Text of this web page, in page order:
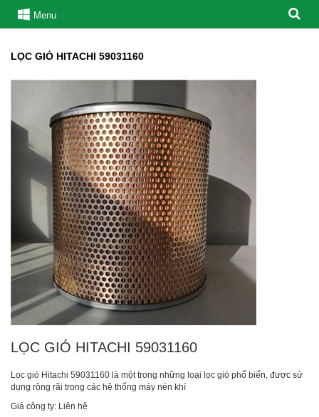
Menu
LỌC GIÓ HITACHI 59031160
LỌC GIÓ HITACHI 59031160
Lọc gió Hitachi 59031160 là một trong những loại lọc gió phổ biến, được sử
dụng rộng rãi trong các hệ thống máy nén khí
Giá công ty: Liên hệ